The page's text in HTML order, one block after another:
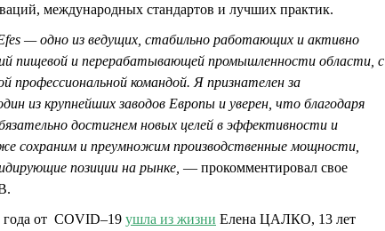
международных стандартов и лучших практик.
— одно из ведущих, стабильно работающих и активно
пищевой и перерабатывающей промышленности области, с
профессиональной командой. Я признателен за
из крупнейших заводов Европы и уверен, что благодаря
достигнем новых целей в эффективности и
сохраним и преумножим производственные мощности,
позиции на рынке, — прокомментировал свое
года от COVID–19 ушла из жизни Елена ЦАЛКО, 13 лет